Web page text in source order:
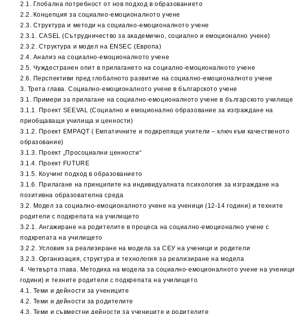
2.1. Глобална потребност от нов подход в образованието
2.2. Концепция за социално-емоционалното учене
2.3. Структура и методи на социално-емоционалното учене
2.3.1. CASEL (Сътрудничество за академично, социално и емоционално учене)
2.3.2. Структура и модел на ENSEC (Европа)
2.4. Анализ на социално-емоционалното учене
2.5. Чуждестранен опит в прилагането на социално-емоционалното учене
2.6. Перспективи пред глобалното развитие на социално-емоционалното учене
3. Трета глава. Социално-емоционалното учене в българското учене
3.1. Примери за прилагане на социално-емоционалното учене в българското училище
3.1.1. Проект SEEVAL (Социално и емоционално образование за изграждане на
приобщаващи училища и ценности)
3.1.2. Проект EMPAQT ( Емпатичните и подкрепящи учители – ключ към качественото
образование)
3.1.3. Проект „Просоциални ценности“
3.1.4. Проект FUTURE
3.1.5. Коучинг подход в образованието
3.1.6. Прилагане на принципите на индивидуалната психология за изграждане на
позитивна образователна среда
3.2. Модел за социално-емоционалното учене на ученици (12-14 години) и техните
родители с подкрепата на училището
3.2.1. Ангажиране на родителите в процеса на социално-емоционално учене с
подкрепата на училището
3.2.2. Условия за реализиране на модела за СЕУ на ученици и родители
3.2.3. Организация, структура и технология за реализиране на модела
4. Четвърта глава. Методика на модела за социално-емоционалното учене на
години) и техните родители с подкрепата на училището
4.1. Теми и дейности за учениците
4.2. Теми и дейности за родителите
4.3. Теми и съвместни дейности за учениците и родителите